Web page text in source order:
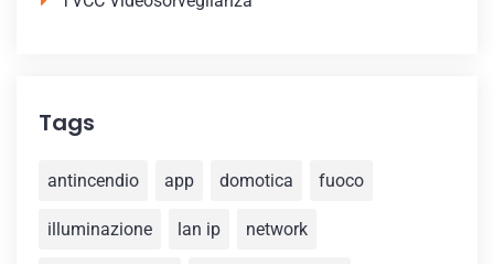
Tags
antincendio app domotica fuoco
illuminazione lan ip network